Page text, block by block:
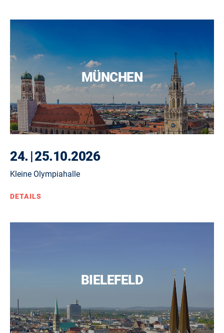
MÜNCHEN
24. |25.10.2026
Kleine Olympiahalle
DETAILS
BIELEFELD